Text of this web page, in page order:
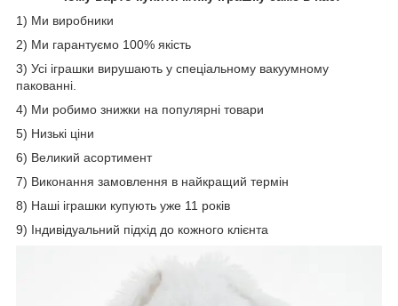
1) Ми виробники
2) Ми гарантуємо 100% якість
3) Усі іграшки вирушають у спеціальному вакуумному
пакованні.
4) Ми робимо знижки на популярні товари
5) Низькі ціни
6) Великий асортимент
7) Виконання замовлення в найкращий термін
8) Наші іграшки купують уже 11 років
9) Індивідуальний підхід до кожного клієнта